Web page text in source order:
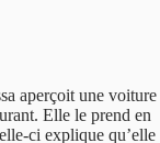
aperçoit une voiture
Elle le prend en
ci explique qu’elle